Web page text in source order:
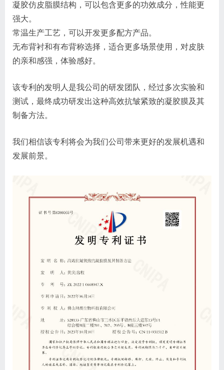
凝胶仿皮脂膜结构，可以包含更多的功效成分，性能更
强大。
常温生产工艺，可以开发更多配方产品。
无布背衬和有布背称选择，适合更多场景使用，对皮肤
的亲和感强，体验感好。
该专利的发明人是我公司的研发团队，经过多次实验和
测试，最终成功研发出这种高效抗皱紧致的凝胶膜及其
制备方法。
我们相信该专利将会为我们公司带来更好的发展机遇和
发展前景。